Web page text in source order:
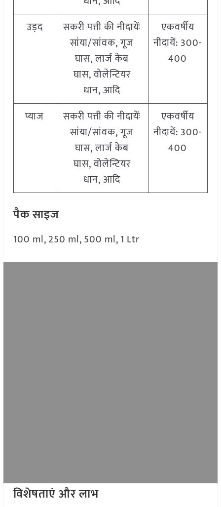
उड़द
सकरी पत्ती की नीदायेंः
सांया/सांवक, गूज
घास, लार्ज केब
घास, वोलेन्टियर
धान, आदि
एकवर्षीय
नीदायें: 300-
400
प्याज
सकरी पत्ती की नीदायेंः
सांया/सांवक, गूज
घास, लार्ज केब
घास, वोलेन्टियर
धान, आदि
एकवर्षीय
नीदायें: 300-
400
पैक साइज
100 ml, 250 ml, 500 ml, 1 Ltr
विशेषताएं और लाभ